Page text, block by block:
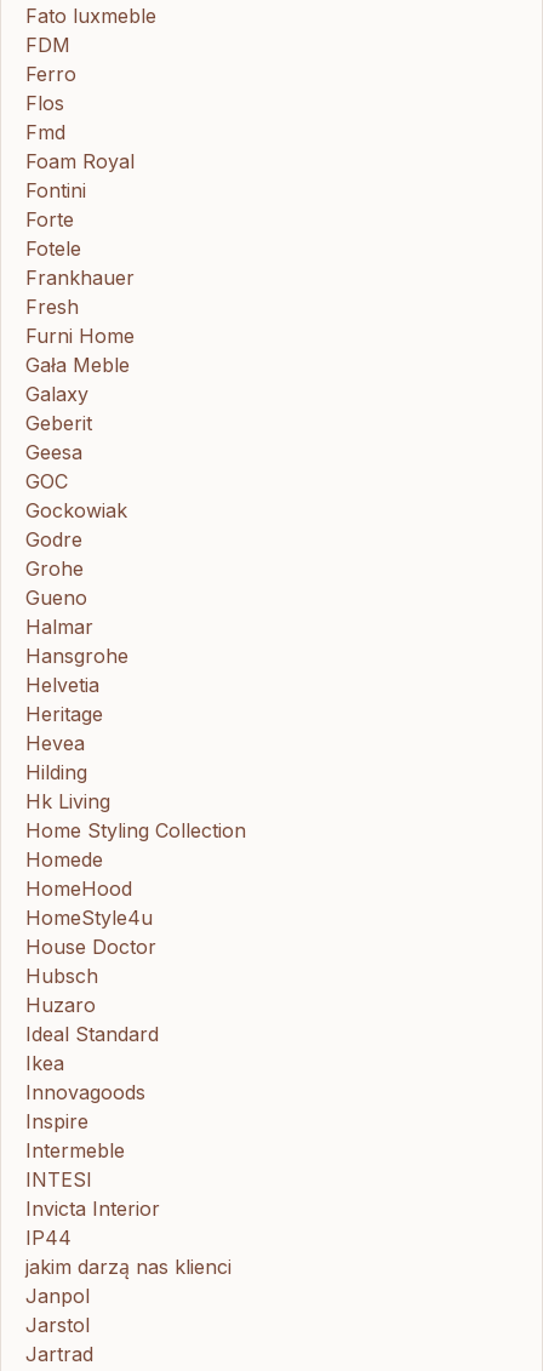
Fato luxmeble
FDM
Ferro
Flos
Fmd
Foam Royal
Fontini
Forte
Fotele
Frankhauer
Fresh
Furni Home
Gała Meble
Galaxy
Geberit
Geesa
GOC
Gockowiak
Godre
Grohe
Gueno
Halmar
Hansgrohe
Helvetia
Heritage
Hevea
Hilding
Hk Living
Home Styling Collection
Homede
HomeHood
HomeStyle4u
House Doctor
Hubsch
Huzaro
Ideal Standard
Ikea
Innovagoods
Inspire
Intermeble
INTESI
Invicta Interior
IP44
jakim darzą nas klienci
Janpol
Jarstol
Jartrad